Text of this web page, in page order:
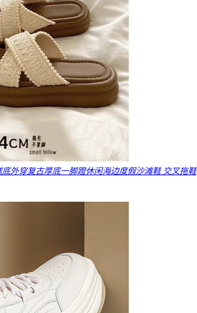
外穿复古厚底一脚蹬休闲海边度假沙滩鞋 交叉拖鞋